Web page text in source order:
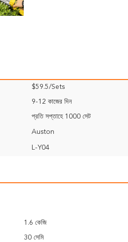
$59.5/Sets
9-12 কাজের দিন
প্রতি সপ্তাহে 1000 সেট
Auston
L-Y04
1.6 কেজি
30 সেমি